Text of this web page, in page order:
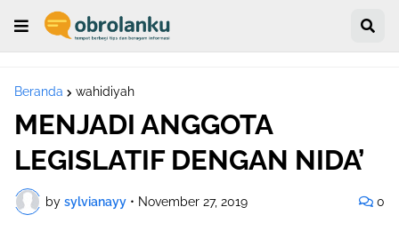
Beranda wahidiyah
MENJADI ANGGOTA
LEGISLATIF DENGAN NIDA’
by sylvianayy • November 27, 2019 0